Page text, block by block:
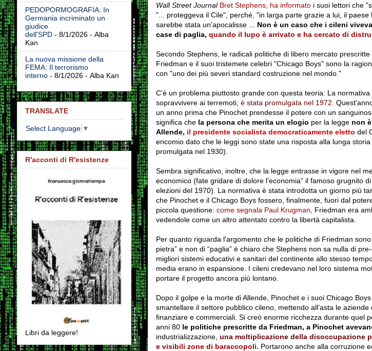
Wall Street Journal Bret Stephens, ha informatoi suoi lettori che
"... proteggeva il Cile", perché, "in larga parte grazie a lui, il
sarebbe stata un'apocalisse ... Non è un caso che i cileni
case di paglia, quando il lupo è arrivato e ha cercato di
Secondo Stephens, le radicali politiche di libero mercato
Friedman e il suoi tristemete celebri "Chicago Boys" sono la
con "uno dei più severi standard costruzione nel mondo."
C'è un problema piuttosto grande con questa teoria: La
sopravvivere ai terremoti, è stata promulgata nel 1972.
un anno prima che Pinochet prendesse il potere con un
significa che la persona che merita un elogio per la legge non
Allende, il presidente socialista democraticamente eletto del
encomio dato che le leggi sono state una risposta alla lunga
promulgata nel 1930).
Sembra significativo, inoltre, che la legge entrasse in vigore nel
economico (fate gridare di dolore l’economia” il famoso grugnito
elezioni del 1970). La normativa è stata introdotta un giorno più
che Pinochet e il Chicago Boys fossero, finalmente, fuori dal
piccola questione: come segnala Paul Krugman , Friedman era
vedendole come un altro attentato contro la libertà capitalista.
Per quanto riguarda l'argomento che le politiche di Friedman
pietra” e non di “paglia” è chiaro che Stephens non sa nulla di
migliori sistemi educativi e sanitari del continente allo stesso
media erano in espansione. I cileni credevano nel loro sistema
portare il progetto ancora più lontano.
Dopo il golpe e la morte di Allende, Pinochet e i suoi Chicago Boys
smantellare il settore pubblico cileno, mettendo all’asta le
finanziare e commerciali. Si creò enorme ricchezza durante quel
anni 80 le politiche prescritte da Friedman, a Pinochet
industrializzazione, una moltiplicazione della disoccupazione
e visibili zone di baraccopoli. Portarono anche alla corruzione
PEDOPORMOGRAFIA: In
Germania incriminato un
giudice
dell'SPD- 8/1/2026- Alba
Kan
La nuova missione della
FEMA: Il terrorismo
interno- 8/1/2026- Alba Kan
TRANSLATE
Select Language ▼
R'acconti di R'esistenze
Libri da leggere!